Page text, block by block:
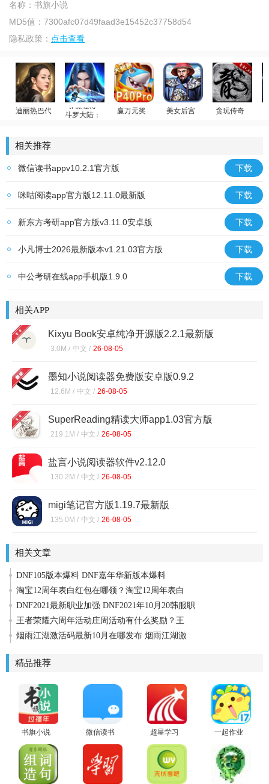
名称： 书旗小说
MD5值： 7300afc07d49faad3e15452c37758d54
隐私政策： 点击查看
迪丽热巴代言
斗罗大陆：武魂觉醒赢万元奖
美女后宫
贪玩传奇
相关推荐
微信读书appv10.2.1官方版 下载
咪咕阅读app官方版12.11.0最新版 下载
新东方考研app官方版v3.11.0安卓版 下载
小凡博士2026最新版本v1.21.03官方版 下载
中公考研在线app手机版1.9.0 下载
相关APP
Kixyu Book安卓纯净开源版2.2.1最新版
3.0M / 中文 / 26-08-05
墨知小说阅读器免费版安卓版0.9.2
12.6M / 中文 / 26-08-05
SuperReading精读大师app1.03官方版
219.1M / 中文 / 26-08-05
盐言小说阅读器软件v2.12.0
130.2M / 中文 / 26-08-05
migi笔记官方版1.19.7最新版
135.0M / 中文 / 26-08-05
相关文章
DNF105版本爆料 DNF嘉年华新版本爆料
淘宝12周年表白红包在哪领？淘宝12周年表白
DNF2021最新职业加强 DNF2021年10月20韩服职
王者荣耀六周年活动庄周活动有什么奖励？王
烟雨江湖激活码最新10月在哪发布 烟雨江湖激
精品推荐
书旗小说
最新版
微信读书
app
超星学习
通最新版
一起作业
学生安卓
版